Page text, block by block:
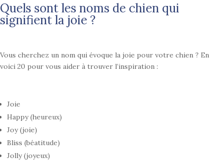
Quels sont les noms de chien qui
signifient la joie ?
Vous cherchez un nom qui évoque la joie pour votre chien ? En
voici 20 pour vous aider à trouver l’inspiration :
Joie
Happy (heureux)
Joy (joie)
Bliss (béatitude)
Jolly (joyeux)